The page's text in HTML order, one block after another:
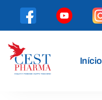
Início